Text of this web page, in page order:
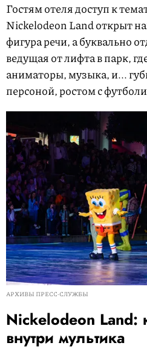
Гостям отеля доступ к
Nickelodeon Land открыт
фигура речи, а буквально
ведущая от лифта в парк,
аниматоры, музыка, и...
персоной, ростом с
АРХИВЫ ПРЕСС-СЛУЖБЫ
Nickelodeon Land:
внутри мультика